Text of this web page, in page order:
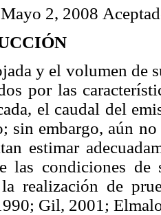
2, 2008
y el volumen de
por las
el caudal del
sin embargo, aún
estimar
las condiciones de
realización de
Gil, 2001;